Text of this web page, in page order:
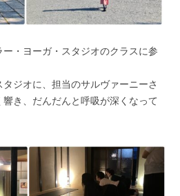
・ヨーガ・スタジオのクラスに参
ジオに、担当のサルヴァーニーさ
き、だんだんと呼吸が深くなって